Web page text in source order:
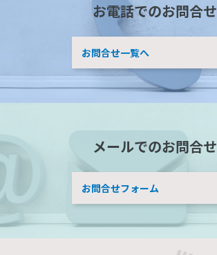
お電話でのお問合せ
お問合せ一覧へ
メールでのお問合せ
お問合せフォーム